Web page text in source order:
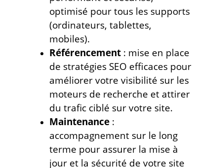
optimisé pour tous les supports
(ordinateurs, tablettes,
mobiles).
Référencement : mise en place
de stratégies SEO efficaces pour
améliorer votre visibilité sur les
moteurs de recherche et attirer
du trafic ciblé sur votre site.
Maintenance :
accompagnement sur le long
terme pour assurer la mise à
jour et la sécurité de votre site